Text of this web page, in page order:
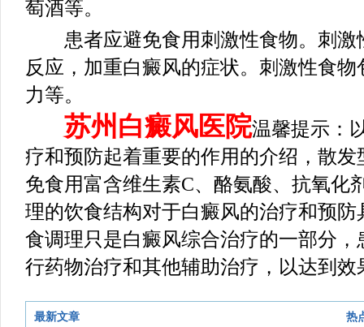
萄酒等。
患者应避免食用刺激性食物。刺激
反应，加重白癜风的症状。刺激性食
力等。
苏州白癜风医院温馨提示：
疗和预防起着重要的作用的介绍，散
免食用富含维生素C、酪氨酸、抗氧化
理的饮食结构对于白癜风的治疗和预
食调理只是白癜风综合治疗的一部分
行药物治疗和其他辅助治疗，以达到效
最新文章 热